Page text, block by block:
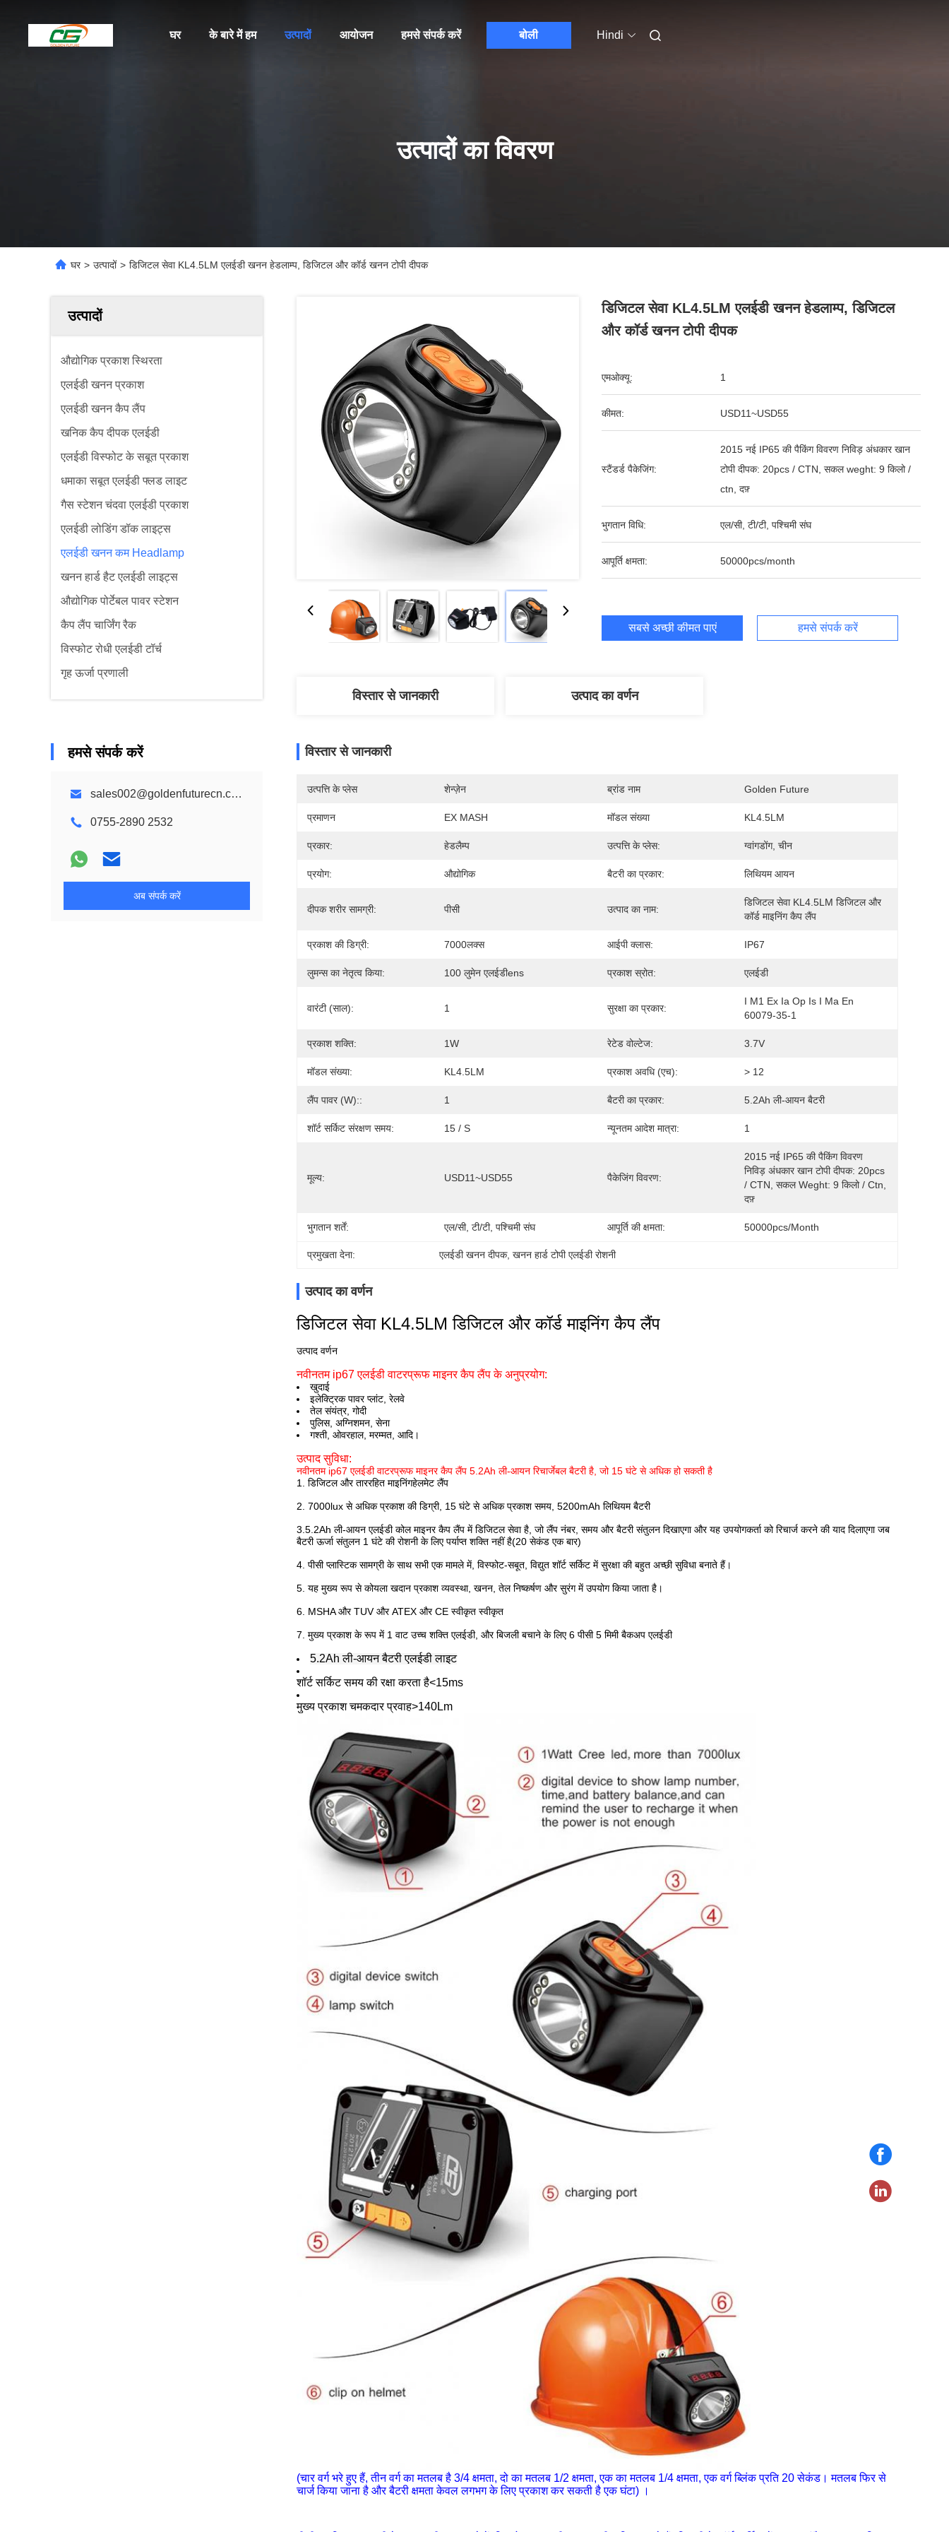
घर के बारे में हम उत्पादों आयोजन हमसे संपर्क करें बोली Hindi
उत्पादों का विवरण
घर > उत्पादों > डिजिटल सेवा KL4.5LM एलईडी खनन हेडलाम्प, डिजिटल और कॉर्ड खनन टोपी दीपक
उत्पादों
औद्योगिक प्रकाश स्थिरता
एलईडी खनन प्रकाश
एलईडी खनन कैप लैंप
खनिक कैप दीपक एलईडी
एलईडी विस्फोट के सबूत प्रकाश
धमाका सबूत एलईडी फ्लड लाइट
गैस स्टेशन चंदवा एलईडी प्रकाश
एलईडी लोडिंग डॉक लाइट्स
एलईडी खनन कम Headlamp
खनन हार्ड हैट एलईडी लाइट्स
औद्योगिक पोर्टेबल पावर स्टेशन
कैप लैंप चार्जिंग रैक
विस्फोट रोधी एलईडी टॉर्च
गृह ऊर्जा प्रणाली
हमसे संपर्क करें
sales002@goldenfuturecn.com
0755-2890 2532
अब संपर्क करें
डिजिटल सेवा KL4.5LM एलईडी खनन हेडलाम्प, डिजिटल
और कॉर्ड खनन टोपी दीपक
एमओक्यू: 1
कीमत: USD11~USD55
स्टैंडर्ड पैकेजिंग:
2015 नई IP65 की पैकिंग विवरण निविड़ अंधकार खान
टोपी दीपक: 20pcs / CTN, सकल weght: 9 किलो /
ctn, दफ़्
भुगतान विधि: एल/सी, टी/टी, पश्चिमी संघ
आपूर्ति क्षमता: 50000pcs/month
सबसे अच्छी कीमत पाएं हमसे संपर्क करें
विस्तार से जानकारी उत्पाद का वर्णन
विस्तार से जानकारी
उत्पत्ति के प्लेस शेन्ज़ेन ब्रांड नाम Golden Future
प्रमाणन EX MASH मॉडल संख्या KL4.5LM
प्रकार: हेडलैम्प उत्पत्ति के प्लेस: ग्वांगडोंग, चीन
प्रयोग: औद्योगिक बैटरी का प्रकार: लिथियम आयन
दीपक शरीर सामग्री: पीसी उत्पाद का नाम:
डिजिटल सेवा KL4.5LM डिजिटल और
कॉर्ड माइनिंग कैप लैंप
प्रकाश की डिग्री: 7000लक्स आईपी ​​क्लास: IP67
लुमन्स का नेतृत्व किया: 100 लुमेन एलईडीens प्रकाश स्रोत: एलईडी
वारंटी (साल): 1 सुरक्षा का प्रकार:
I M1 Ex Ia Op Is I Ma En
60079-35-1
प्रकाश शक्ति: 1W रेटेड वोल्टेज: 3.7V
मॉडल संख्या: KL4.5LM प्रकाश अवधि (एच): > 12
लैंप पावर (W):: 1 बैटरी का प्रकार: 5.2Ah ली-आयन बैटरी
शॉर्ट सर्किट संरक्षण समय: 15 / S न्यूनतम आदेश मात्रा: 1
मूल्य: USD11~USD55 पैकेजिंग विवरण:
2015 नई IP65 की पैकिंग विवरण
निविड़ अंधकार खान टोपी दीपक: 20pcs
/ CTN, सकल Weght: 9 किलो / Ctn,
दफ़्
भुगतान शर्तें: एल/सी, टी/टी, पश्चिमी संघ आपूर्ति की क्षमता: 50000pcs/month
प्रमुखता देना: एलईडी खनन दीपक, खनन हार्ड टोपी एलईडी रोशनी
उत्पाद का वर्णन
डिजिटल सेवा KL4.5LM डिजिटल और कॉर्ड माइनिंग कैप लैंप
उत्पाद वर्णन
नवीनतम ip67 एलईडी वाटरप्रूफ माइनर कैप लैंप के अनुप्रयोग:
खुदाई
इलेक्ट्रिक पावर प्लांट, रेलवे
तेल संयंत्र, गोदी
पुलिस, अग्निशमन, सेना
गश्ती, ओवरहाल, मरम्मत, आदि।
उत्पाद सुविधा:
नवीनतम ip67 एलईडी वाटरप्रूफ माइनर कैप लैंप 5.2Ah ली-आयन रिचार्जेबल बैटरी है, जो 15 घंटे से अधिक हो सकती है
1. डिजिटल और ताररहित माइनिंगहेलमेट लैंप
2. 7000lux से अधिक प्रकाश की डिग्री, 15 घंटे से अधिक प्रकाश समय, 5200mAh लिथियम बैटरी
3.5.2Ah ली-आयन एलईडी कोल माइनर कैप लैंप में डिजिटल सेवा है, जो लैंप नंबर, समय और बैटरी संतुलन दिखाएगा और यह उपयोगकर्ता को रिचार्ज करने की याद दिलाएगा जब
बैटरी ऊर्जा संतुलन 1 घंटे की रोशनी के लिए पर्याप्त शक्ति नहीं है(20 सेकंड एक बार)
4. पीसी प्लास्टिक सामग्री के साथ सभी एक मामले में, विस्फोट-सबूत, विद्युत शॉर्ट सर्किट में सुरक्षा की बहुत अच्छी सुविधा बनाते हैं।
5. यह मुख्य रूप से कोयला खदान प्रकाश व्यवस्था, खनन, तेल निष्कर्षण और सुरंग में उपयोग किया जाता है।
6. MSHA और TUV और ATEX और CE स्वीकृत स्वीकृत
7. मुख्य प्रकाश के रूप में 1 वाट उच्च शक्ति एलईडी, और बिजली बचाने के लिए 6 पीसी 5 मिमी बैकअप एलईडी
5.2Ah ली-आयन बैटरी एलईडी लाइट
शॉर्ट सर्किट समय की रक्षा करता है<15ms
मुख्य प्रकाश चमकदार प्रवाह>140Lm
(चार वर्ग भरे हुए हैं, तीन वर्ग का मतलब है 3/4 क्षमता, दो का मतलब 1/2 क्षमता, एक का मतलब 1/4 क्षमता, एक वर्ग ब्लिंक प्रति 20 सेकंड। मतलब फिर से
चार्ज किया जाना है और बैटरी क्षमता केवल लगभग के लिए प्रकाश कर सकती है एक घंटा) ।